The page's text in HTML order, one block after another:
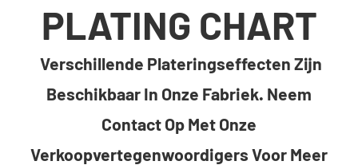
PLATING CHART
Verschillende Plateringseffecten Zijn
Beschikbaar In Onze Fabriek. Neem
Contact Op Met Onze
Verkoopvertegenwoordigers Voor Meer